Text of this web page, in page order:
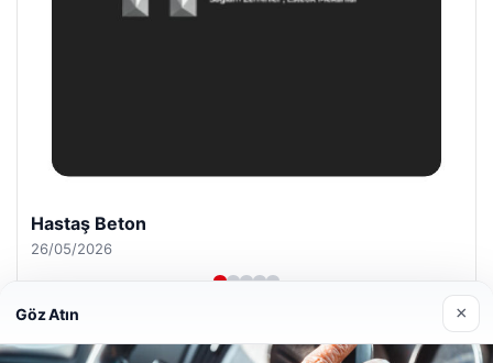
Enes Kaplan Avukatlık Bürosu
28/04/2026
Göz Atın ×